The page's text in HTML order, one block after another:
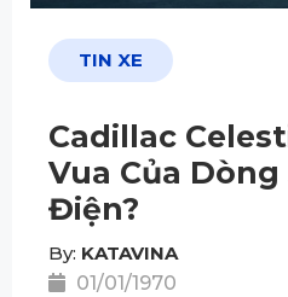
TIN XE
Cadillac
Vua Của Dòng
Điện?
By: KATAVINA
01/01/1970